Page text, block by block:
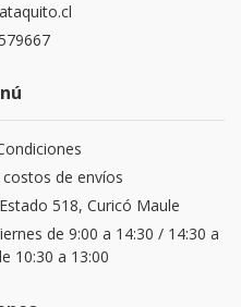
de envíos
518, Curicó Maule
de 9:00 a 14:30 / 14:30 a
10:30 a 13:00